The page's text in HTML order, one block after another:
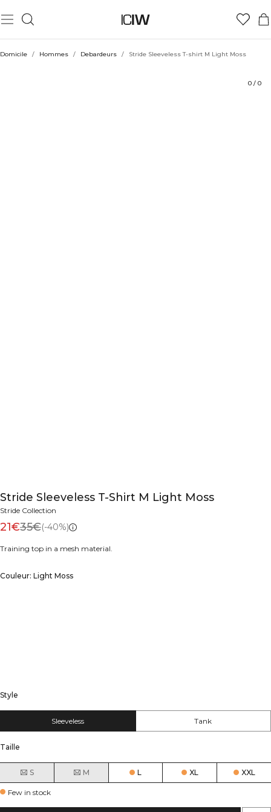
Domicile / Hommes / Debardeurs / Stride Sleeveless T-shirt M Light Moss
0 / 0
Stride Sleeveless T-Shirt M Light Moss
Stride Collection
21€35€(-40%)
Training top in a mesh material.
Couleur: Light Moss
Style
Sleeveless Tank
Taille
S M L XL XXL
Few in stock